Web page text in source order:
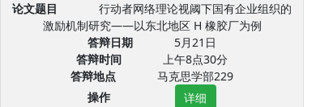
论文题目
行动者网络理论视阈下国有企业组织的
激励机制研究——以东北地区 H 橡胶厂为例
答辩日期
5月21日
答辩时间
上午8点30分
答辩地点
马克思学部229
操作
详细